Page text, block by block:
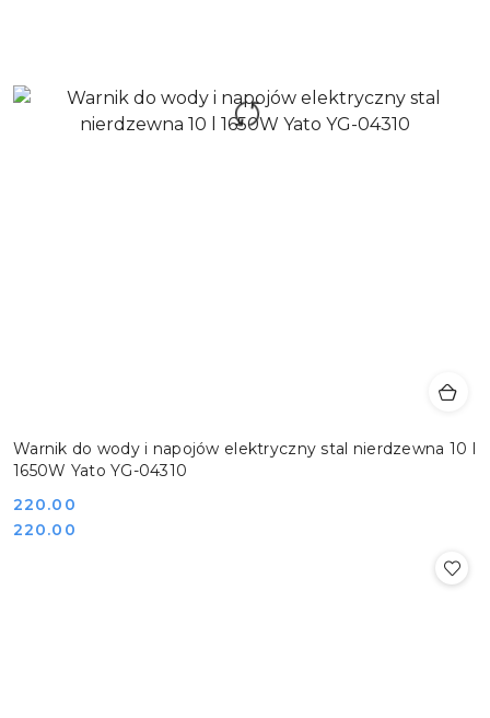
Warnik do wody i napojów elektryczny stal nierdzewna 10 l
1650W Yato YG-04310
Cena:
220.00
Cena:
220.00